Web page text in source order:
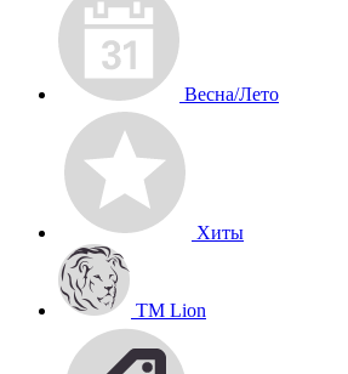
Весна/Лето
Хиты
TM Lion